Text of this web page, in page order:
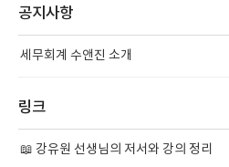
공지사항
세무회계 수앤진 소개
링크
📖 강유원 선생님의 저서와 강의 정리